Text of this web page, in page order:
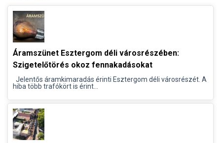
Áramszünet Esztergom déli városrészében:
Szigetelőtörés okoz fennakadásokat
Jelentős áramkimaradás érinti Esztergom déli városrészét. A
hiba több trafókört is érint...